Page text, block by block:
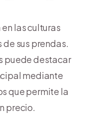
las culturas
sus prendas.
puede destacar
mediante
que permite la
precio.